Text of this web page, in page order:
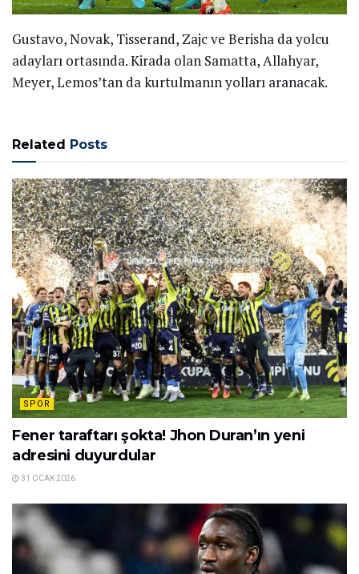
Gustavo, Novak, Tisserand, Zajc ve Berisha da yolcu
adayları ortasında. Kirada olan Samatta, Allahyar,
Meyer, Lemos’tan da kurtulmanın yolları aranacak.
Related Posts
SPOR
Fener taraftarı şokta! Jhon Duran’ın yeni
adresini duyurdular
31 OCAK 2026